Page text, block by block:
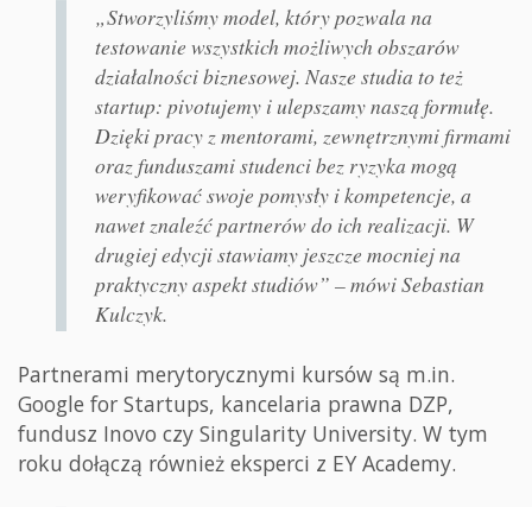
„Stworzyliśmy model, który pozwala na
testowanie wszystkich możliwych obszarów
działalności biznesowej. Nasze studia to też
startup: pivotujemy i ulepszamy naszą formułę.
Dzięki pracy z mentorami, zewnętrznymi firmami
oraz funduszami studenci bez ryzyka mogą
weryfikować swoje pomysły i kompetencje, a
nawet znaleźć partnerów do ich realizacji. W
drugiej edycji stawiamy jeszcze mocniej na
praktyczny aspekt studiów” – mówi Sebastian
Kulczyk.
Partnerami merytorycznymi kursów są m.in.
Google for Startups, kancelaria prawna DZP,
fundusz Inovo czy Singularity University. W tym
roku dołączą również eksperci z EY Academy.